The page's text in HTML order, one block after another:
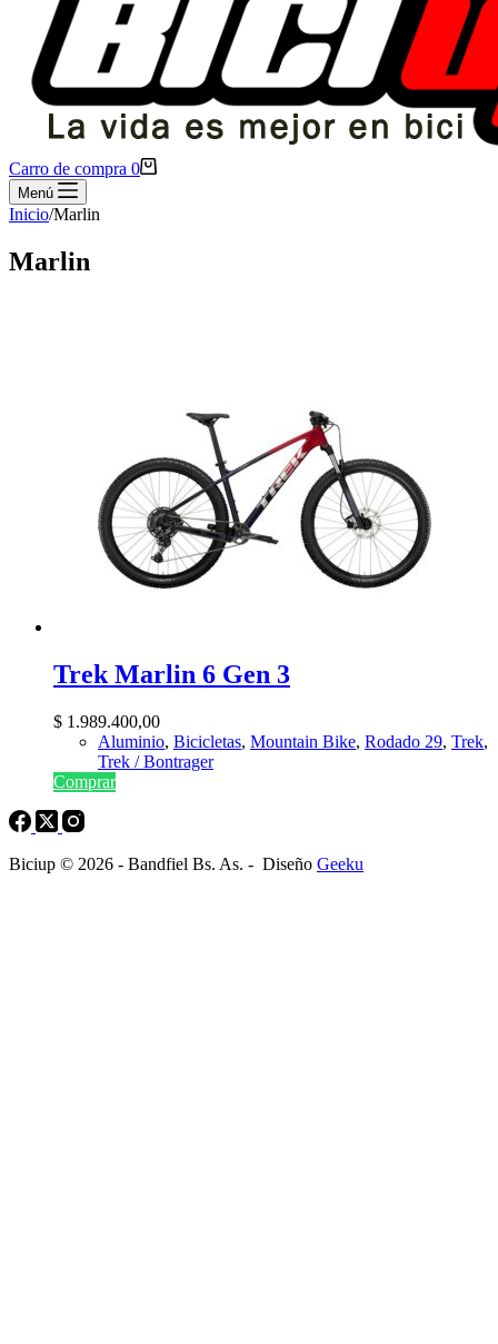
Carro de compra 0
Menú
Inicio/Marlin
Marlin
Trek Marlin 6 Gen 3
$ 1.989.400,00
Aluminio, Bicicletas, Mountain Bike, Rodado 29, Trek,
Trek / Bontrager
Comprar
Biciup © 2026 - Bandfiel Bs. As. - Diseño Geeku